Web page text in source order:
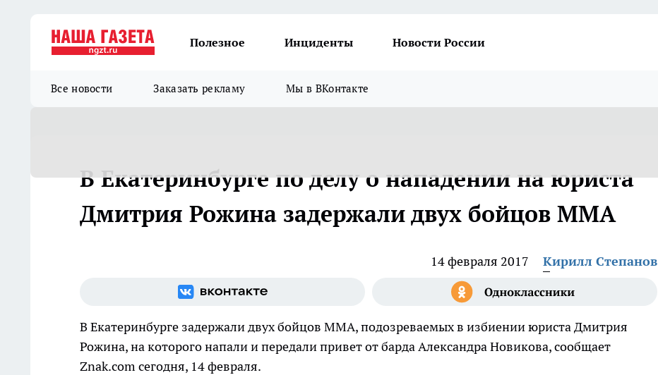
Полезное Инциденты Новости России
Все новости Заказать рекламу Мы в ВКонтакте
В Екатеринбурге по делу о нападении на юриста
Дмитрия Рожина задержали двух бойцов ММА
14 февраля 2017 Кирилл Степанов
В Екатеринбурге задержали двух бойцов ММА, подозреваемых в избиении юриста Дмитрия
Рожина, на которого напали и передали привет от барда Александра Новикова, сообщает
Znak.com сегодня, 14 февраля.